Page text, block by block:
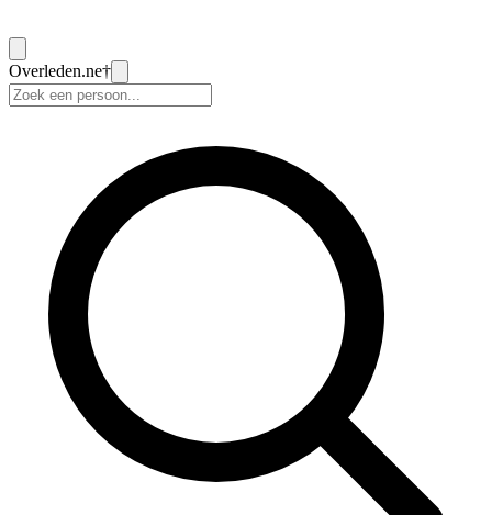
Overleden.ne†